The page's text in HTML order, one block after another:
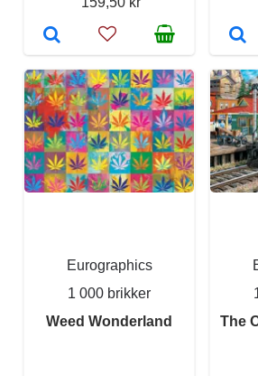
Eurographics
1 000 brikker
Weed Wonderland
The